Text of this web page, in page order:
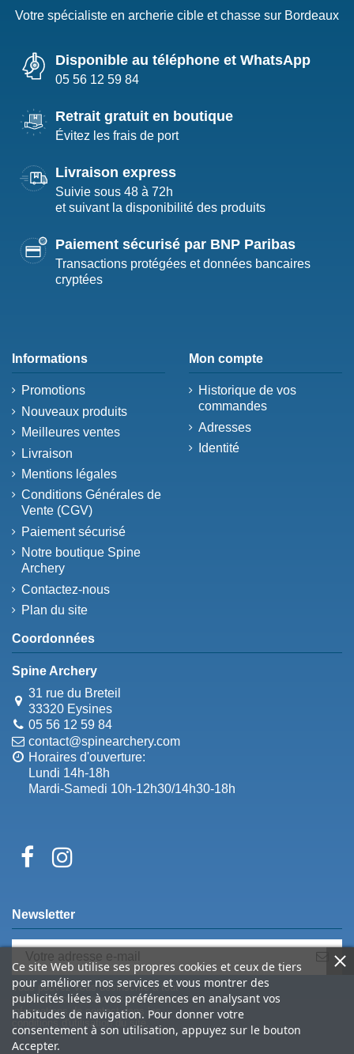
Votre spécialiste en archerie cible et chasse sur Bordeaux
Disponible au téléphone et WhatsApp
05 56 12 59 84
Retrait gratuit en boutique
Évitez les frais de port
Livraison express
Suivie sous 48 à 72h
et suivant la disponibilité des produits
Paiement sécurisé par BNP Paribas
Transactions protégées et données bancaires
cryptées
Informations
Promotions
Nouveaux produits
Meilleures ventes
Livraison
Mentions légales
Conditions Générales de
Vente (CGV)
Paiement sécurisé
Notre boutique Spine
Archery
Contactez-nous
Plan du site
Mon compte
Historique de vos
commandes
Adresses
Identité
Coordonnées
Spine Archery
31 rue du Breteil
33320 Eysines
05 56 12 59 84
contact@spinearchery.com
Horaires d'ouverture:
Lundi 14h-18h
Mardi-Samedi 10h-12h30/14h30-18h
Ce site Web utilise ses propres cookies et ceux de tiers
pour améliorer nos services et vous montrer des
publicités liées à vos préférences en analysant vos
habitudes de navigation. Pour donner votre
consentement à son utilisation, appuyez sur le bouton
Accepter.
Newsletter
Vous pouvez vous désinscrire à tout
moment. Vous trouverez pour cela nos
informations de contact dans les
conditions d'utilisation du site.